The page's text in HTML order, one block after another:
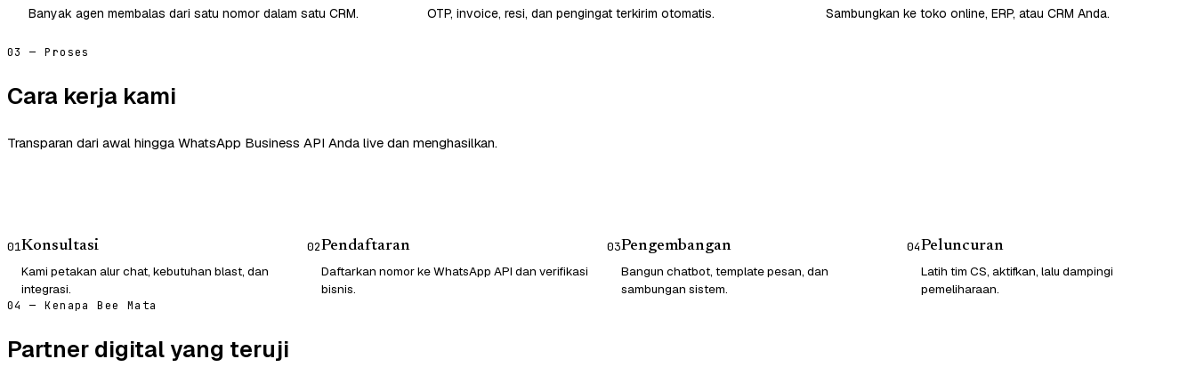
Banyak agen membalas dari satu nomor dalam satu CRM. OTP, invoice, resi, dan pengingat terkirim otomatis. Sambungkan ke toko online, ERP, atau CRM Anda.
03 — Proses
Cara kerja kami
Transparan dari awal hingga WhatsApp Business API Anda live dan menghasilkan.
01Konsultasi
Kami petakan alur chat, kebutuhan blast, dan
integrasi.
02Pendaftaran
Daftarkan nomor ke WhatsApp API dan verifikasi
bisnis.
03Pengembangan
Bangun chatbot, template pesan, dan
sambungan sistem.
04Peluncuran
Latih tim CS, aktifkan, lalu dampingi
pemeliharaan.
04 — Kenapa Bee Mata
Partner digital yang teruji